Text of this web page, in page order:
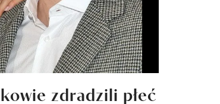
zdradzili płeć